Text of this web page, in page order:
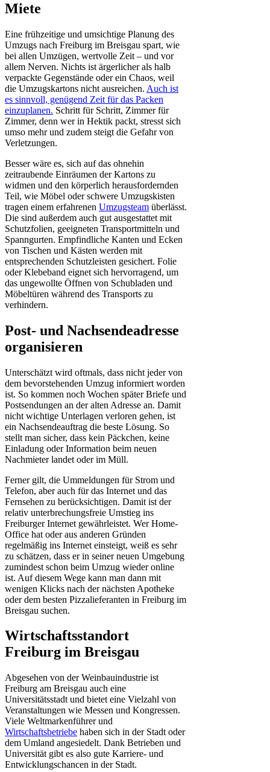
Miete
Eine frühzeitige und umsichtige Planung des
Umzugs nach Freiburg im Breisgau spart, wie
bei allen Umzügen, wertvolle Zeit – und vor
allem Nerven. Nichts ist ärgerlicher als halb
verpackte Gegenstände oder ein Chaos, weil
die Umzugskartons nicht ausreichen. Auch ist
es sinnvoll, genügend Zeit für das Packen
einzuplanen. Schritt für Schritt, Zimmer für
Zimmer, denn wer in Hektik packt, stresst sich
umso mehr und zudem steigt die Gefahr von
Verletzungen.
Besser wäre es, sich auf das ohnehin
zeitraubende Einräumen der Kartons zu
widmen und den körperlich herausfordernden
Teil, wie Möbel oder schwere Umzugskisten
tragen einem erfahrenen Umzugsteam überlässt.
Die sind außerdem auch gut ausgestattet mit
Schutzfolien, geeigneten Transportmitteln und
Spanngurten. Empfindliche Kanten und Ecken
von Tischen und Kästen werden mit
entsprechenden Schutzleisten gesichert. Folie
oder Klebeband eignet sich hervorragend, um
das ungewollte Öffnen von Schubladen und
Möbeltüren während des Transports zu
verhindern.
Post- und Nachsendeadresse
organisieren
Unterschätzt wird oftmals, dass nicht jeder von
dem bevorstehenden Umzug informiert worden
ist. So kommen noch Wochen später Briefe und
Postsendungen an der alten Adresse an. Damit
nicht wichtige Unterlagen verloren gehen, ist
ein Nachsendeauftrag die beste Lösung. So
stellt man sicher, dass kein Päckchen, keine
Einladung oder Information beim neuen
Nachmieter landet oder im Müll.
Ferner gilt, die Ummeldungen für Strom und
Telefon, aber auch für das Internet und das
Fernsehen zu berücksichtigen. Damit ist der
relativ unterbrechungsfreie Umstieg ins
Freiburger Internet gewährleistet. Wer Home-
Office hat oder aus anderen Gründen
regelmäßig ins Internet einsteigt, weiß es sehr
zu schätzen, dass er in seiner neuen Umgebung
zumindest schon beim Umzug wieder online
ist. Auf diesem Wege kann man dann mit
wenigen Klicks nach der nächsten Apotheke
oder dem besten Pizzalieferanten in Freiburg im
Breisgau suchen.
Wirtschaftsstandort
Freiburg im Breisgau
Abgesehen von der Weinbauindustrie ist
Freiburg am Breisgau auch eine
Universitätsstadt und bietet eine Vielzahl von
Veranstaltungen wie Messen und Kongressen.
Viele Weltmarkenführer und
Wirtschaftsbetriebe haben sich in der Stadt oder
dem Umland angesiedelt. Dank Betrieben und
Universität gibt es also gute Karriere- und
Entwicklungschancen in der Stadt.